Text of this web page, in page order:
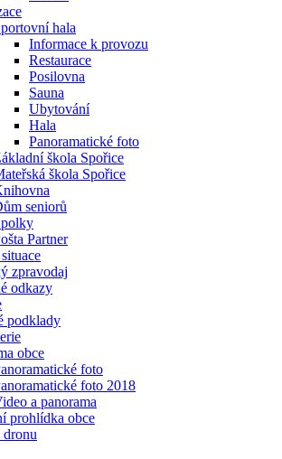
hala
Informace k provozu
Restaurace
Posilovna
Sauna
Ubytování
Hala
Panoramatické foto
škola Spořice
škola Spořice
seniorů
Partner
zpravodaj
odkazy
podklady
obce
foto
foto 2018
a panorama
prohlídka obce